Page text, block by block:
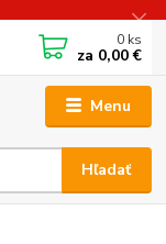
Menu
Hľadať
0 ks
za 0,00 €